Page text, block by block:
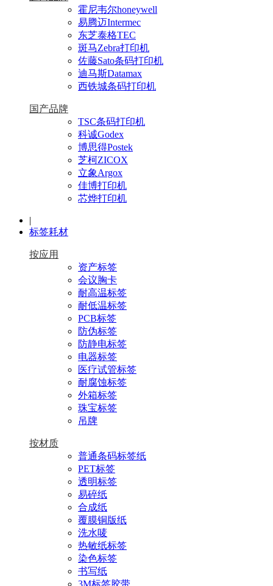
霍尼韦尔honeywell
易腾迈Intermec
东芝泰格TEC
斑马Zebra打印机
佐藤Sato条码打印机
迪马斯Datamax
西铁城条码打印机
国产品牌
TSC条码打印机
科诚Godex
博思得Postek
芝柯ZICOX
立象Argox
佳博打印机
芯烨打印机
|
标签耗材
按应用
资产标签
会议胸卡
耐高温标签
耐低温标签
PCB标签
防伪标签
防静电标签
电器标签
医疗试管标签
耐腐蚀标签
外箱标签
珠宝标签
吊牌
按材质
普通条码标签纸
PET标签
透明标签
易碎纸
合成纸
覆膜铜版纸
洗水唛
热敏纸标签
染色标签
书写纸
3M标签胶带